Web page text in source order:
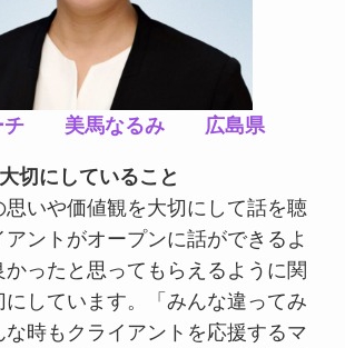
ーチ 美馬なるみ 広島県
切にしていること
思いや価値観を大切にして話を聴
アントがオープンに話ができるよ
かったと思ってもらえるように関
にしています。「みんな違ってみ
な時もクライアントを応援するマ